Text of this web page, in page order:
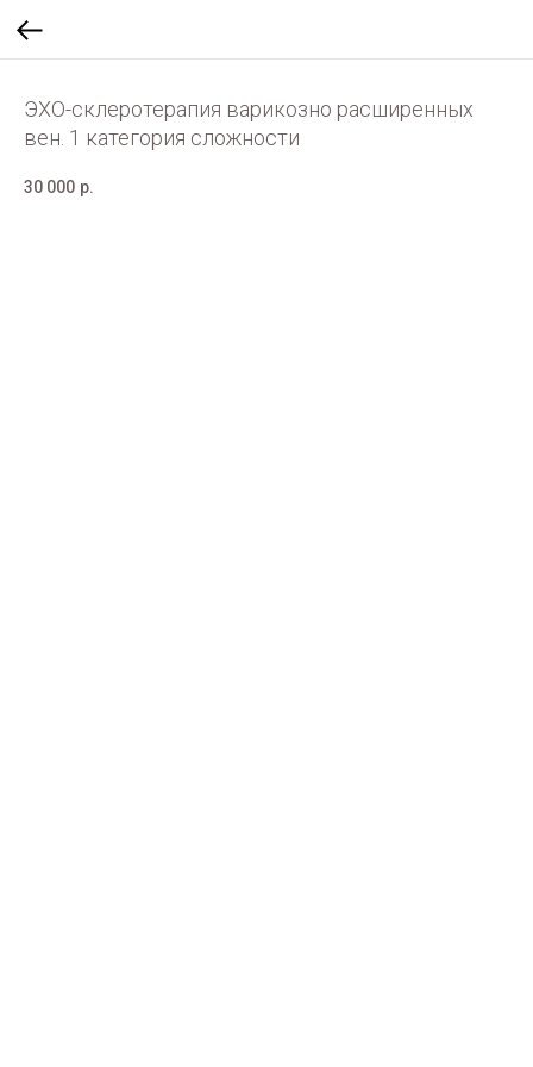
ЭХО-склеротерапия варикозно расширенных
вен. 1 категория сложности
30 000 р.